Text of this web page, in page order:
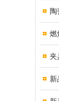
陶
燃
夹
新